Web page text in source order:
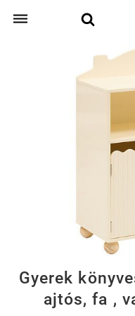
Gyerek
ajtós, fa ,